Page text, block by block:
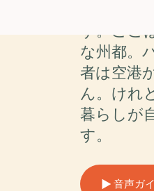
す。ここ
な州都。
者は空港
ん。けれ
暮らしが
す。
音声ガ